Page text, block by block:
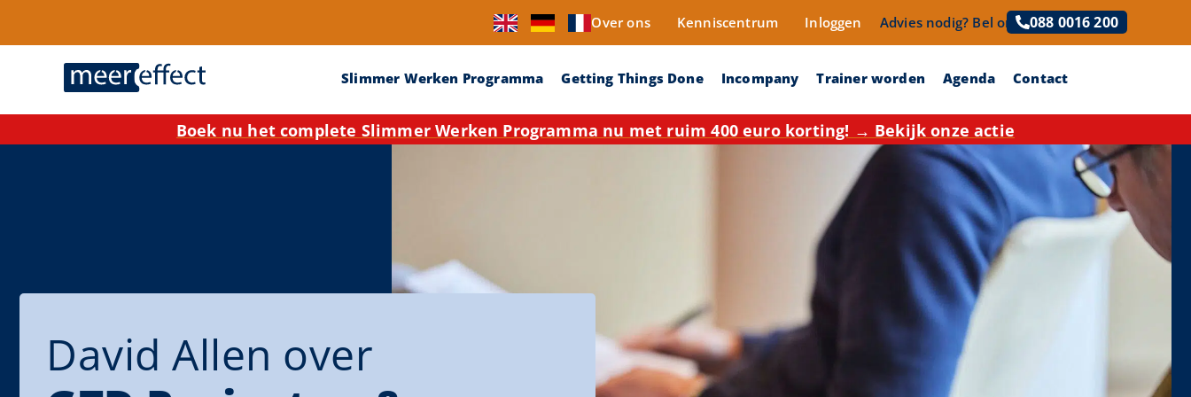
Over ons Kenniscentrum Inloggen Advies nodig? Bel ons! 088 0016 200
Slimmer Werken Programma Getting Things Done Incompany Trainer worden Agenda Contact
Boek nu het complete Slimmer Werken Programma nu met ruim 400 euro korting! → Bekijk onze actie
David Allen over